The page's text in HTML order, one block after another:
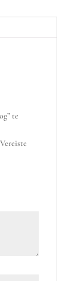
te
Vereiste